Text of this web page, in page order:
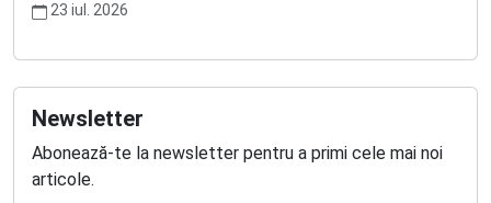
23 iul. 2026
Newsletter
Abonează-te la newsletter pentru a primi cele mai noi
articole.